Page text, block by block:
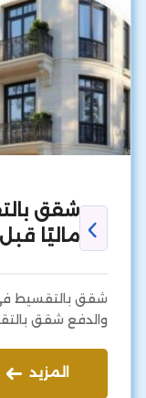
ماليًا
والدفع شقق
المزيد